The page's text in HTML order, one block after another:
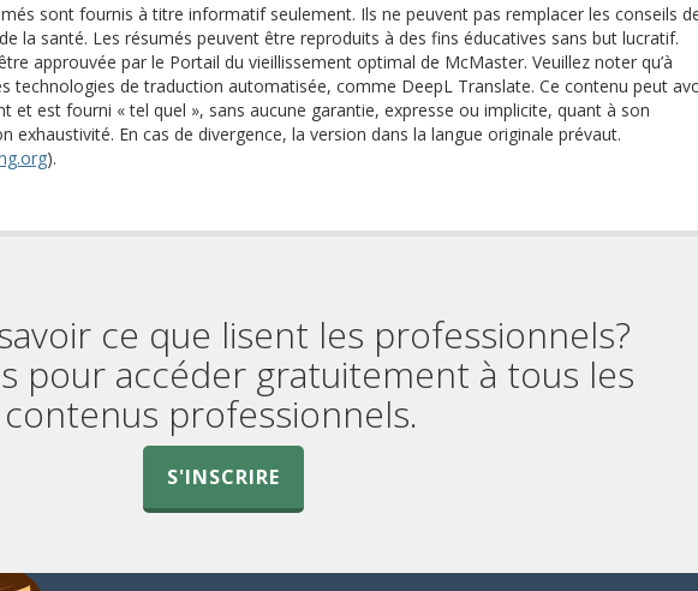
sont fournis à titre informatif seulement. Ils ne peuvent pas remplacer les conseils
la santé. Les résumés peuvent être reproduits à des fins éducatives sans but lucratif.
approuvée par le Portail du vieillissement optimal de McMaster. Veuillez noter qu’à
technologies de traduction automatisée, comme DeepL Translate. Ce contenu peut
et est fourni « tel quel », sans aucune garantie, expresse ou implicite, quant à son
exhaustivité. En cas de divergence, la version dans la langue originale prévaut.
).
ce que lisent les professionnels?
pour accéder gratuitement à tous les
contenus professionnels.
S'INSCRIRE